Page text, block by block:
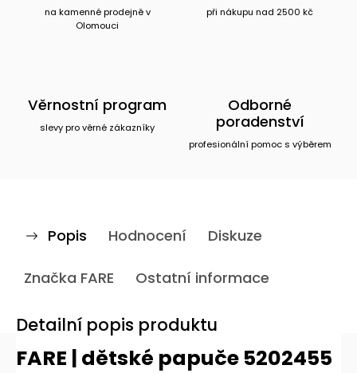
na kamenné prodejně v
Olomouci
při nákupu nad 2500 kč
Věrnostní program
slevy pro věrné zákazníky
Odborné
poradenství
profesionální pomoc s výběrem
Popis Hodnocení Diskuze
Značka FARE Ostatní informace
Detailní popis produktu
FARE | dětské papuče 5202455